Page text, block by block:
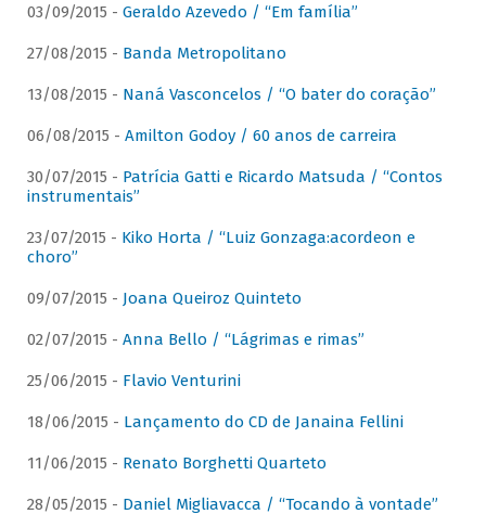
03/09/2015 - Geraldo Azevedo / “Em família”
27/08/2015 - Banda Metropolitano
13/08/2015 - Naná Vasconcelos / “O bater do coração”
06/08/2015 - Amilton Godoy / 60 anos de carreira
30/07/2015 - Patrícia Gatti e Ricardo Matsuda / “Contos
instrumentais”
23/07/2015 - Kiko Horta / “Luiz Gonzaga:acordeon e
choro”
09/07/2015 - Joana Queiroz Quinteto
02/07/2015 - Anna Bello / “Lágrimas e rimas”
25/06/2015 - Flavio Venturini
18/06/2015 - Lançamento do CD de Janaina Fellini
11/06/2015 - Renato Borghetti Quarteto
28/05/2015 - Daniel Migliavacca / “Tocando à vontade”